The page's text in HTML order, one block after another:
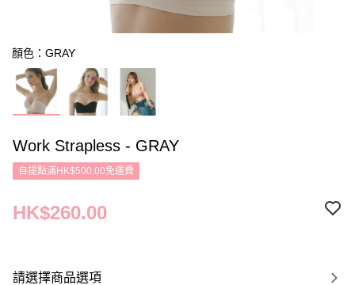
顏色：GRAY
Work Strapless - GRAY
自提點滿HK$500.00免運費
HK$260.00
請選擇商品選項